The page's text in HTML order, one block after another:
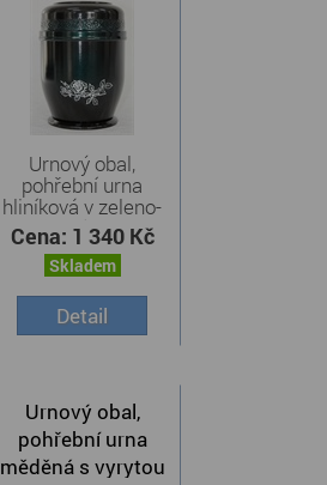
Urnový obal,
pohřební urna
hliníková v zeleno-
černém ...
Cena: 1 340 Kč
Skladem
Detail
Urnový obal,
pohřební urna
měděná s vyrytou